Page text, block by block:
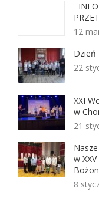
12
Dzień
22
XXI
w
21
w
8